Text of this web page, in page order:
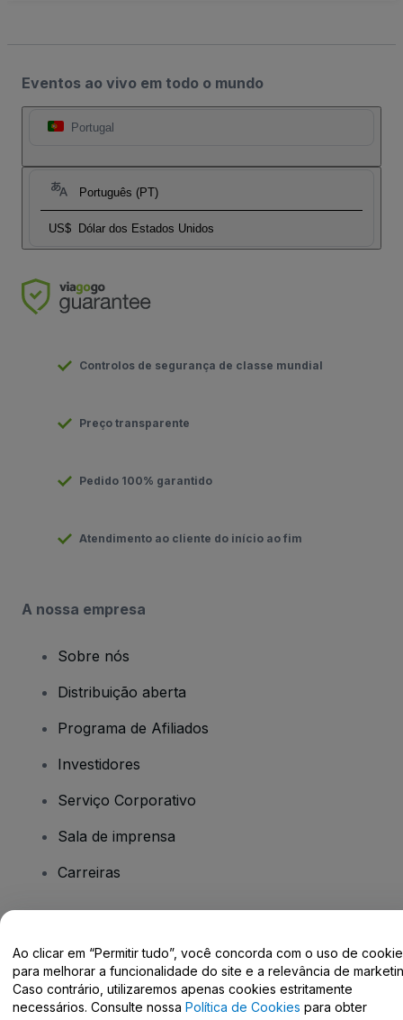
Eventos ao vivo em todo o mundo
Portugal
Português (PT)
US$ Dólar dos Estados Unidos
Controlos de segurança de classe mundial
Preço transparente
Pedido 100% garantido
Atendimento ao cliente do início ao fim
A nossa empresa
Sobre nós
Distribuição aberta
Programa de Afiliados
Investidores
Serviço Corporativo
Sala de imprensa
Carreiras
Centro de Ajuda / Fale Conosco
Ao clicar em “Permitir tudo”, você concorda com o uso de
para melhorar a funcionalidade do site e a relevância de
Caso contrário, utilizaremos apenas cookies estritamente
necessários. Consulte nossa Política de Cookies para obter